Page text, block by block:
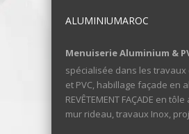
ALUMINIUMAROC
Menuiserie Aluminium &
spécialisée dans les travaux
et PVC, habillage façade en
REVÊTEMENT FAÇADE en
mur rideau, travaux Inox,